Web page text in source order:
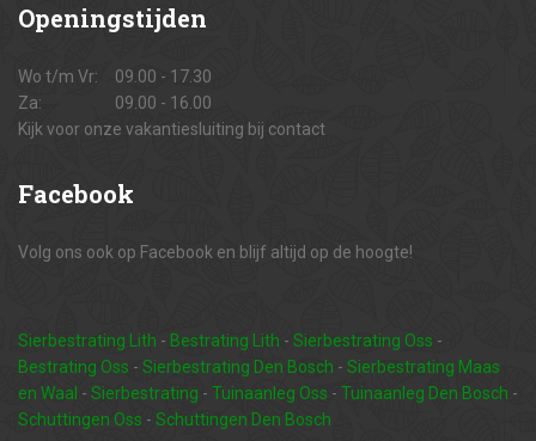
Openingstijden
Wo t/m Vr:
09.00 - 17.30
Za:
09.00 - 16.00
Kijk voor onze vakantiesluiting bij contact
Facebook
Volg ons ook op Facebook en blijf altijd op de hoogte!
Sierbestrating Lith - Bestrating Lith - Sierbestrating Oss -
Bestrating Oss - Sierbestrating Den Bosch - Sierbestrating Maas
en Waal - Sierbestrating - Tuinaanleg Oss - Tuinaanleg Den Bosch -
Schuttingen Oss - Schuttingen Den Bosch